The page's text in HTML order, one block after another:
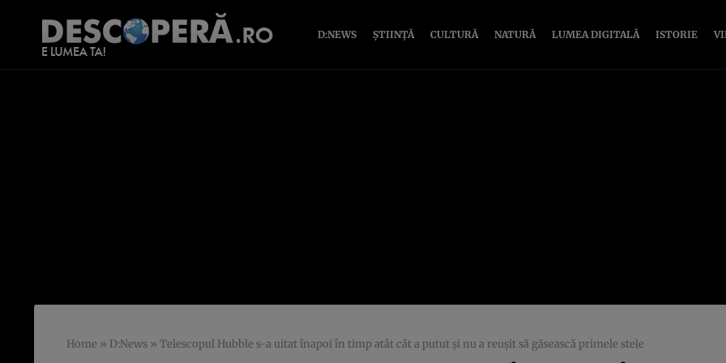
D:NEWS ȘTIINȚĂ CULTURĂ NATURĂ LUMEA DIGITALĂ ISTORIE
Home » D:News » Telescopul Hubble s-a uitat înapoi în timp atât cât a putut și nu a reușit să găsească primele stele